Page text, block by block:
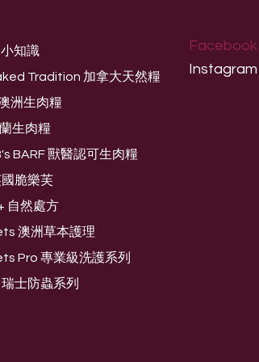
知識
Tradition 加拿大天然糧
洲生肉糧
生肉糧
BARF 獸醫認可生肉糧
脆樂芙
自然處方
澳洲草本護理
Pro 專業級洗護系列
士防蟲系列
Facebook
Instagram